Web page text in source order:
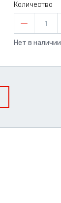
Количество
1
Нет в наличии